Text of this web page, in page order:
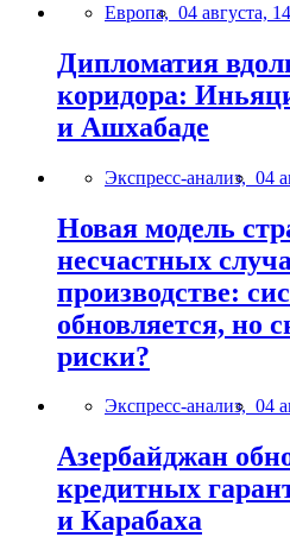
Европа, 04 августа,
Дипломатия
коридора:
и Ашхабаде
Экспресс-анализ, 04
Новая модель
несчастных
производстве:
обновляется, но
риски?
Экспресс-анализ, 04
Азербайджан
кредитных
и Карабаха